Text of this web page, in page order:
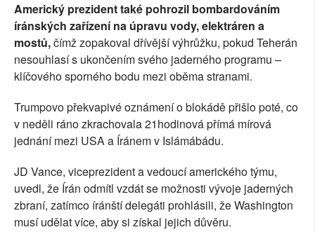
Americký prezident také pohrozil bombardováním
íránských zařízení na úpravu vody, elektráren a
mostů,čímž zopakoval dřívější výhrůžku, pokud Teherán
nesouhlasí s ukončením svého jaderného programu –
klíčového sporného bodu mezi oběma stranami.
Trumpovo překvapivé oznámení o blokádě přišlo poté, co
v neděli ráno zkrachovala 21hodinová přímá mírová
jednání mezi USA a Íránem v Islámábádu.
JD Vance, viceprezident a vedoucí amerického týmu,
uvedl, že Írán odmítl vzdát se možnosti vývoje jaderných
zbraní, zatímco íránští delegáti prohlásili, že Washington
musí udělat více, aby si získal jejich důvěru.